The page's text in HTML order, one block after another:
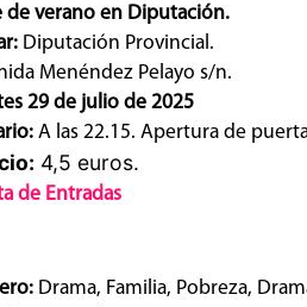
de verano en Diputación.
Diputación Provincial.
Menéndez Pelayo s/n.
29 de julio de 2025
A las 22.15. Apertura de
4,5 euros.
de Entradas
Drama, Familia, Pobreza,